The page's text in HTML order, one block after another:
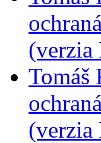
(verzia
Tomáš
(verzia